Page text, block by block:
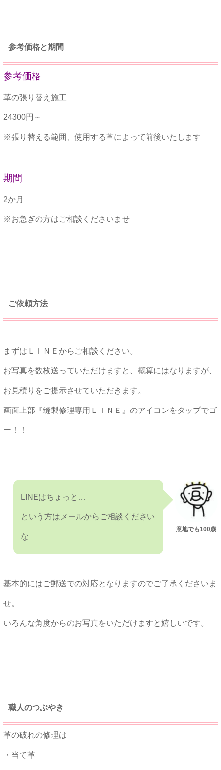
参考価格と期間
参考価格
革の張り替え施工
24300円～
※張り替える範囲、使用する革によって前後いたします
期間
2か月
※お急ぎの方はご相談くださいませ
ご依頼方法
まずはＬＩＮＥからご相談ください。
お写真を数枚送っていただけますと、概算にはなりますが、
お見積りをご提示させていただきます。
画面上部『縫製修理専用ＬＩＮＥ』のアイコンをタップでゴ
ー！！
意地でも100歳
LINEはちょっと…
という方は メールからご相談ください
な
基本的にはご郵送での対応となりますのでご了承くださいま
せ。
いろんな角度からのお写真をいただけますと嬉しいです。
職人のつぶやき
革の破れの修理は
・当て革